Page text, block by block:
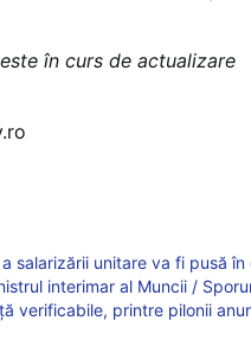
în curs de actualizare
salarizării unitare va fi pusă
interimar al Muncii /
verificabile, printre pilonii